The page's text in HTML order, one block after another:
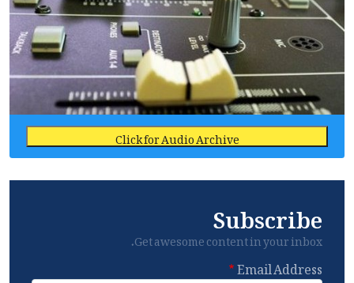
Click for Audio Archive
Subscribe
Get awesome content in your inbox.
Email Address